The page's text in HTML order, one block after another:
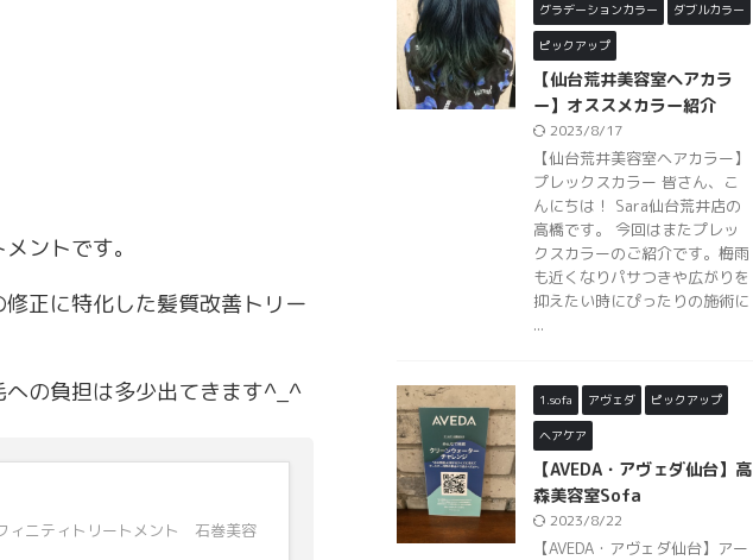
ントです。
正に特化した髪質改善トリー
の負担は多少出てきます^_^
ィニティトリートメント 石巻美容
グラデーションカラー ダブルカラー
ピックアップ
【仙台荒井美容室ヘアカラ
ー】オススメカラー紹介
2023/8/17
【仙台荒井美容室ヘアカラー】
プレックスカラー 皆さん、こ
んにちは！ Sara仙台荒井店の
高橋です。 今回はまたプレッ
クスカラーのご紹介です。梅雨
も近くなりパサつきや広がりを
抑えたい時にぴったりの施術に
...
1.sofa アヴェダ ピックアップ
ヘアケア
【AVEDA・アヴェダ仙台】高
森美容室Sofa
2023/8/22
【AVEDA・アヴェダ仙台】アー